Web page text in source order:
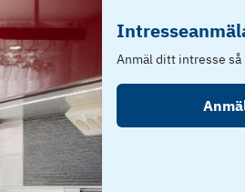
Anmäl ditt intresse